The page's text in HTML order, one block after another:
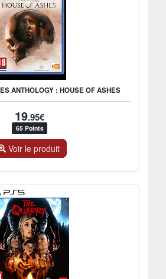
ANTHOLOGY : HOUSE OF ASHES
19.95€
65 Points
Voir le produit